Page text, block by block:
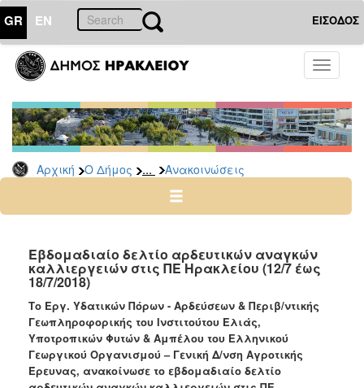
GR EN ΕΙΣΟΔΟΣ
Toggle
Αρχική Ο Δήμος ... Ανακοινώσεις
ΔΗΜΟΣ
Υπηρεσίες
&
Φορείς
Δημοτικές
Υπηρεσίες
Ηλεκτρονική
Διακυβέρνηση
Σχολικές
Επιτροπές
Αγροτική
Ανάπτυξη
Ανακοινώσεις
Εβδομαδιαίο δελτίο αρδευτικών αναγκών
καλλιεργειών στις ΠΕ Ηρακλείου (12/7 έως
18/7/2018)
Το Εργ. Υδατικών Πόρων - Αρδεύσεων & Περιβ/ντικής
Γεωπληροφορικής του Ινστιτούτου Ελιάς,
Υποτροπικών Φυτών & Αμπέλου του Ελληνικού
Γεωργικού Οργανισμού – Γενική Δ/νση Αγροτικής
Έρευνας, ανακοίνωσε το εβδομαδιαίο δελτίο